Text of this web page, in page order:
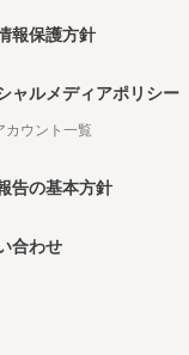
報保護方針
ャルメディアポリシー
カウント一覧
告の基本方針
合わせ